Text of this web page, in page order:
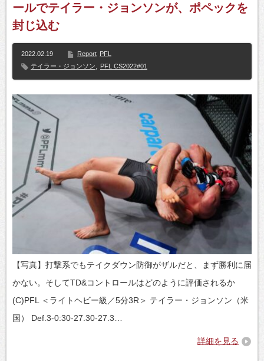
ールでテイラー・ジョンソンが、ポペックを
封じ込む
2022.02.19 Report PFL
テイラー・ジョンソン
PFL CS2022#01
【写真】打撃系でもテイクダウン防御がザルだと、まず勝利に届
かない。そしてTD&コントロールはどのように評価されるか
(C)PFL ＜ライトヘビー級／5分3R＞ テイラー・ジョンソン（米
国） Def.3-0:30-27.30-27.3…
詳細を見る